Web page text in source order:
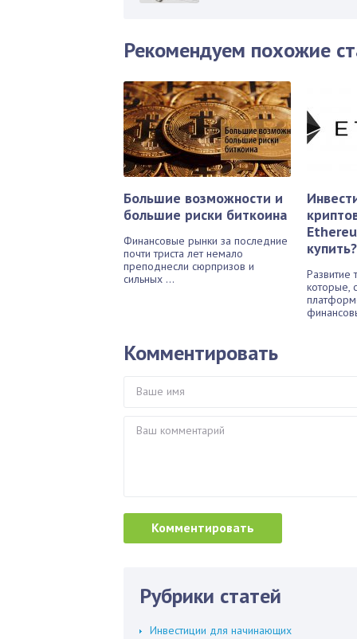
Рекомендуем похожие
Большие возможности и
большие риски биткоина
Финансовые рынки за последние
почти триста лет немало
преподнесли сюрпризов и
сильных ...
купить?
Развитие
которые,
Комментировать
Рубрики статей
Инвестиции для начинающих